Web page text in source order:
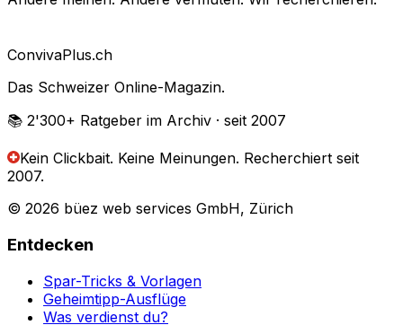
ConvivaPlus.ch
Das Schweizer Online-Magazin.
📚 2'300+ Ratgeber im Archiv · seit 2007
Kein Clickbait. Keine Meinungen. Recherchiert seit
2007.
© 2026 büez web services GmbH, Zürich
Entdecken
Spar-Tricks & Vorlagen
Geheimtipp-Ausflüge
Was verdienst du?